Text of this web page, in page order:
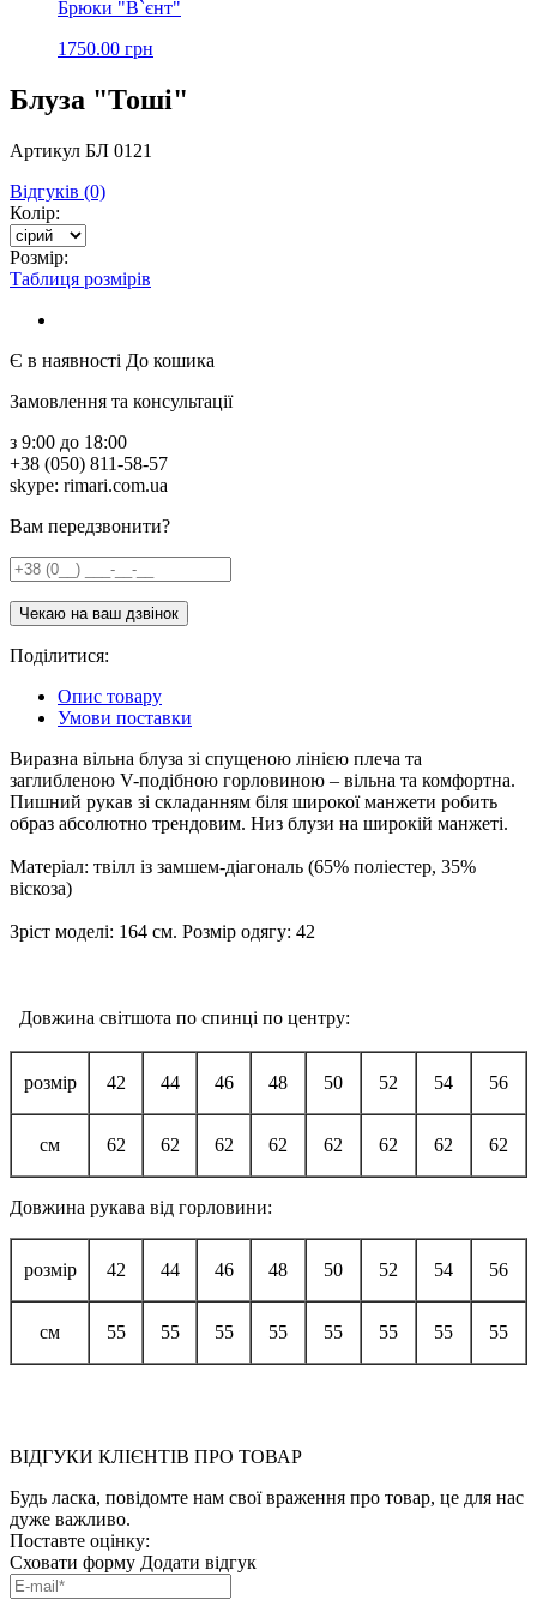
Брюки "В`єнт"
1750.00 грн
Блуза "Тоші"
Артикул БЛ 0121
Відгуків (0)
Колір:
Розмір:
Таблиця розмірів
Є в наявності До кошика
Замовлення та консультації
з 9:00 до 18:00
+38 (050) 811-58-57
skype: rimari.com.ua
Вам передзвонити?
Поділитися:
Опис товару
Умови поставки
Виразна вільна блуза зі спущеною лінією плеча та
заглибленою V-подібною горловиною – вільна та комфортна.
Пишний рукав зі складанням біля широкої манжети робить
образ абсолютно трендовим. Низ блузи на широкій манжеті.
Матеріал: твілл із замшем-діагональ (65% поліестер, 35%
віскоза)
Зріст моделі: 164 см. Розмір одягу: 42
Довжина світшота по спинці по центру:
розмір 42 44 46 48 50 52 54 56
см 62 62 62 62 62 62 62 62
Довжина рукава від горловини:
розмір 42 44 46 48 50 52 54 56
см 55 55 55 55 55 55 55 55
ВІДГУКИ КЛІЄНТІВ ПРО ТОВАР
Будь ласка, повідомте нам свої враження про товар, це для нас
дуже важливо.
Поставте оцінку:
Сховати форму Додати відгук